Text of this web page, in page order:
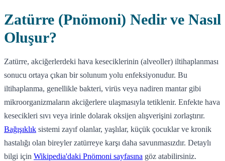
Zatürre (Pnömoni) Nedir ve Nasıl
Oluşur?
Zatürre, akciğerlerdeki hava keseciklerinin (alveoller) iltihaplanması
sonucu ortaya çıkan bir solunum yolu enfeksiyonudur. Bu
iltihaplanma, genellikle bakteri, virüs veya nadiren mantar gibi
mikroorganizmaların akciğerlere ulaşmasıyla tetiklenir. Enfekte hava
kesecikleri sıvı veya irinle dolarak oksijen alışverişini zorlaştırır.
Bağışıklık sistemi zayıf olanlar, yaşlılar, küçük çocuklar ve kronik
hastalığı olan bireyler zatürreye karşı daha savunmasızdır. Detaylı
bilgi için Wikipedia'daki Pnömoni sayfasına göz atabilirsiniz.